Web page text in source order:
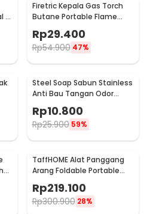
6
Firetric Kepala Gas Torch
Butane Portable Flame
Rp29.400
Rp54.900 47%
Steel Soap Sabun Stainless
Anti Bau Tangan Odor
Remove - HW071
Rp10.800
Rp25.900 59%
TaffHOME Alat Panggang
Arang Foldable Portable
HWSK77
Rp219.100
Rp300.900 28%